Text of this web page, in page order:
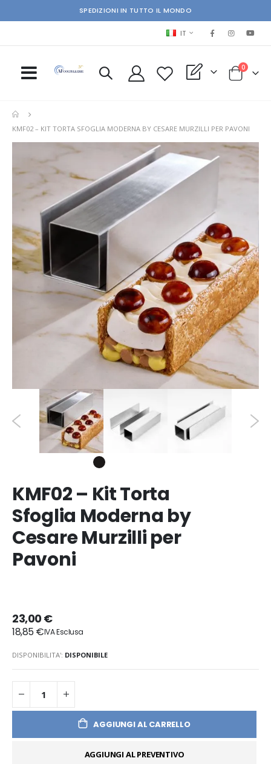
SPEDIZIONI IN TUTTO IL MONDO
LINGUA
IT
My Quote Cart
0elementi
KMF02 – KIT TORTA SFOGLIA MODERNA BY CESARE MURZILLI PER PAVONI
the
of
images
gallery
KMF02 – Kit Torta
Sfoglia Moderna by
Cesare Murzilli per
Pavoni
23,00 €
18,85 €
DISPONIBILITA': DISPONIBILE
AGGIUNGI AL CARRELLO
AGGIUNGI AL PREVENTIVO